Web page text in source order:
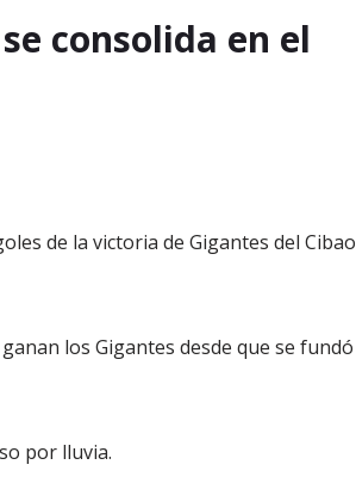
u
consolida en el
de la victoria de Gigantes del Cibao
los Gigantes desde que se fundó
por lluvia.